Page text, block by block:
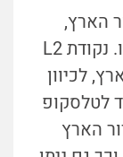
הארץ,
כלומר מקיפים את השמש יחד איתו. נקודת L2
לכיוון
לטלסקופ
הארץ